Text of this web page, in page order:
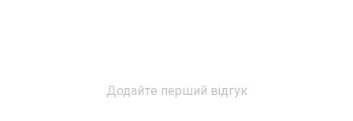
Додайте перший відгук